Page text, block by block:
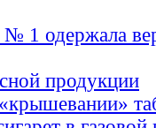
1 одержала
продукции